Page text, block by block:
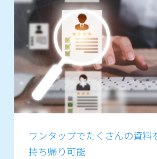
ワンタップでたくさんの資料
持ち帰り可能